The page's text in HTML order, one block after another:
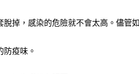
掉，感染的危險就不會太高。儘管
疫味。